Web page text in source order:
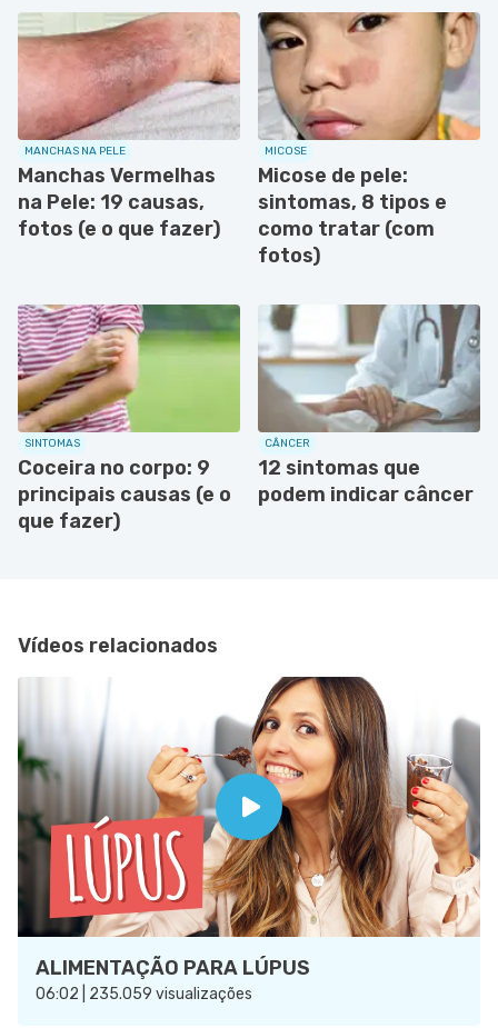
MANCHAS NA PELE
Manchas Vermelhas
na Pele: 19 causas,
fotos (e o que fazer)
MICOSE
Micose de pele:
sintomas, 8 tipos e
como tratar (com
fotos)
SINTOMAS
Coceira no corpo: 9
principais causas (e o
que fazer)
CÂNCER
12 sintomas que
podem indicar câncer
Vídeos relacionados
ALIMENTAÇÃO PARA LÚPUS
06:02 | 235.059 visualizações